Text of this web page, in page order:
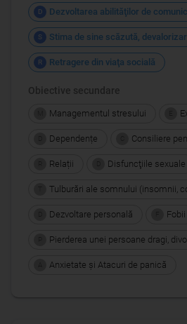
D Dezvoltarea abilităţilor de
S Stima de sine scăzută,
R Retragere din viaţa socială
Obiective secundare
Managementul stresului
Dependențe Consiliere
Relații Disfuncţiile sexuale
Tulburări ale somnului (insomnii,
Dezvoltare personală Fobii
Pierderea unei persoane dragi,
Anxietate şi Atacuri de panică